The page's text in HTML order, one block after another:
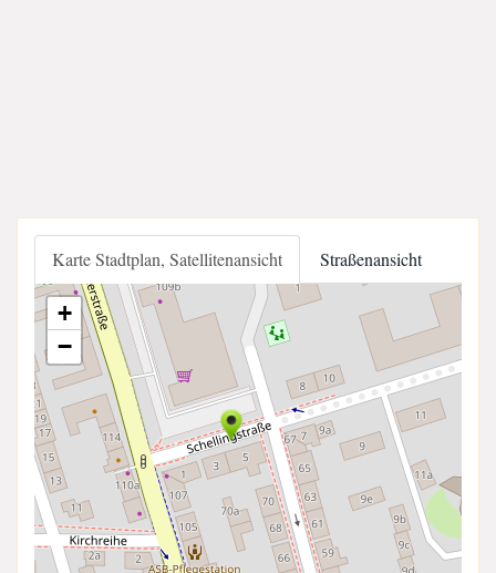
Karte Stadtplan, Satellitenansicht Straßenansicht
+
−